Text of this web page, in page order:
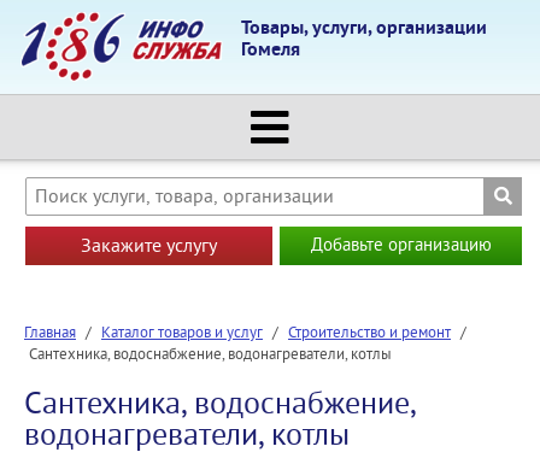
Товары, услуги, организации
Гомеля
Закажите услугу Добавьте организацию
Главная / Каталог товаров и услуг / Строительство и ремонт /
Сантехника, водоснабжение, водонагреватели, котлы
Сантехника, водоснабжение,
водонагреватели, котлы